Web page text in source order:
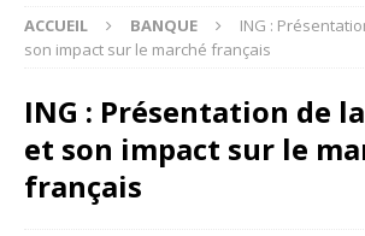
ACCUEIL BANQUE
ING :
son impact sur le marché français
ING : Présentation de
et son impact sur le
français